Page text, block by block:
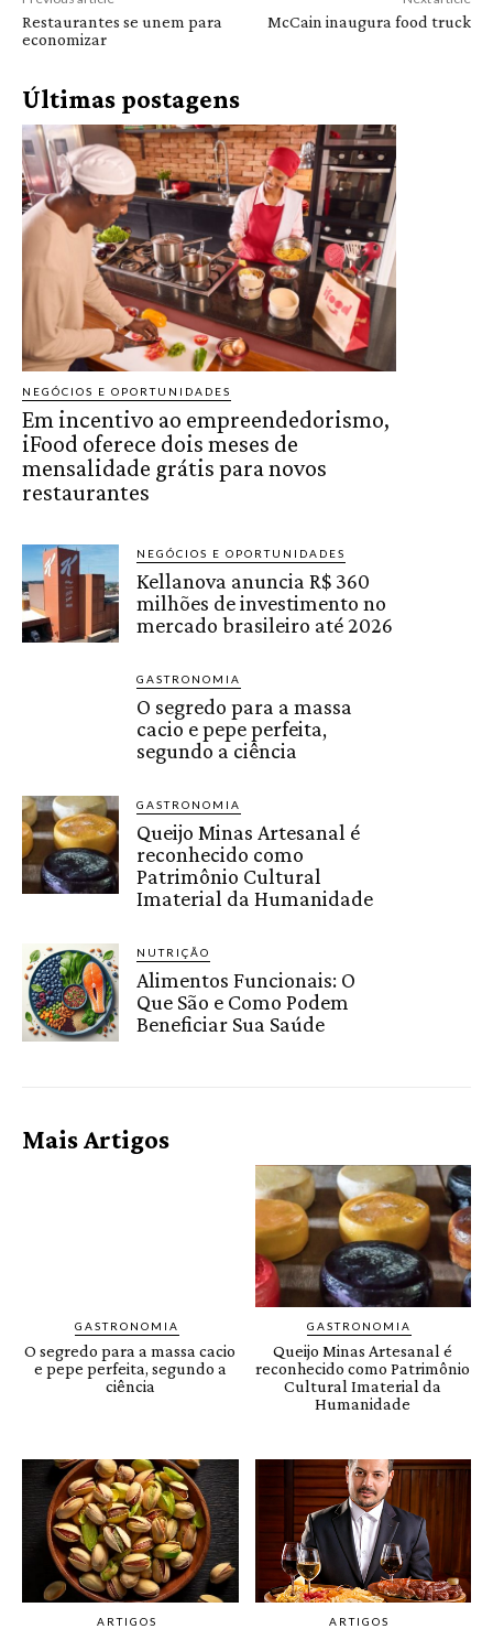
Restaurantes se unem para
economizar
McCain inaugura food truck
Últimas postagens
NEGÓCIOS E OPORTUNIDADES
Em incentivo ao empreendedorismo,
iFood oferece dois meses de
mensalidade grátis para novos
restaurantes
NEGÓCIOS E OPORTUNIDADES
Kellanova anuncia R$ 360
milhões de investimento no
mercado brasileiro até 2026
GASTRONOMIA
O segredo para a massa
cacio e pepe perfeita,
segundo a ciência
GASTRONOMIA
Queijo Minas Artesanal é
reconhecido como
Patrimônio Cultural
Imaterial da Humanidade
NUTRIÇÃO
Alimentos Funcionais: O
Que São e Como Podem
Beneficiar Sua Saúde
Mais Artigos
GASTRONOMIA
O segredo para a massa cacio
e pepe perfeita, segundo a
ciência
GASTRONOMIA
Queijo Minas Artesanal é
reconhecido como Patrimônio
Cultural Imaterial da
Humanidade
ARTIGOS ARTIGOS